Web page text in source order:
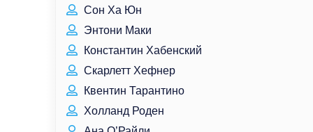
Сон Ха Юн
Энтони Маки
Константин Хабенский
Скарлетт Хефнер
Квентин Тарантино
Холланд Роден